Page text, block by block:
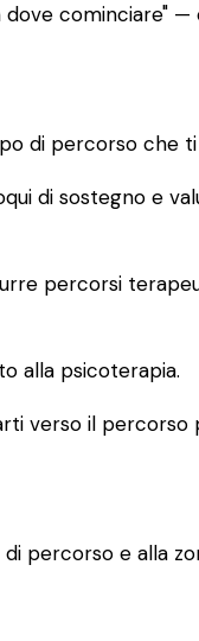
dove cominciare"
di percorso che ti
di sostegno e
percorsi
alla psicoterapia.
verso il percorso
percorso e alla